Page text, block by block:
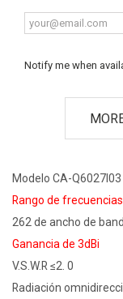
Notify me when
Modelo CA-Q6027I03
Rango de
262 de ancho de
Ganancia de 3dBi
V.S.W.R ≤2. 0
Radiación